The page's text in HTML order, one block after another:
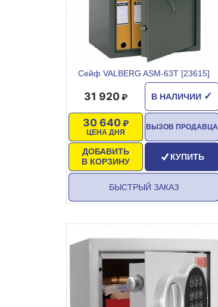
Сейф VALBERG ASM-63T [23615]
В НАЛИЧИИ ✓
31 920
ЦЕНА ДНЯ
30 640
ДОБАВИТЬ
В КОРЗИНУ
ВЫЗОВ ПРОДАВЦА
КУПИТЬ
БЫСТРЫЙ ЗАКАЗ